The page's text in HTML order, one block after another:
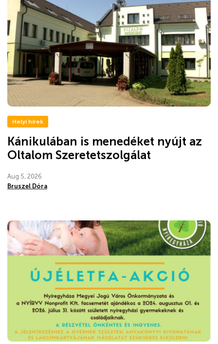
Helyi hírek
Kánikulában is menedéket nyújt az
Oltalom Szeretetszolgálat
Aug 5, 2026
Bruszel Dóra